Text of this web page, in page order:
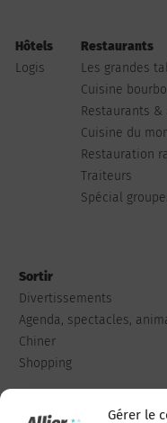
Gérer le
Hôtels
Logis
Restaurants
Les grandes
Cuisine
Restaurants &
Cuisine du
Restauration
Traiteurs
Spécial
Sortir
Divertissements
Agenda, spectacles,
Chiner
Shopping